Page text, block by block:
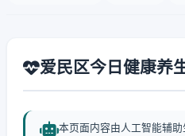
爱民区今日健康养
本页面内容由人工智能辅